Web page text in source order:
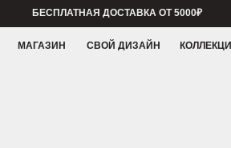
МАГАЗИН
БЕСПЛАТНАЯ ДОСТАВКА ОТ 5000₽
СВОЙ ДИЗАЙН КОЛЛЕКЦИИ